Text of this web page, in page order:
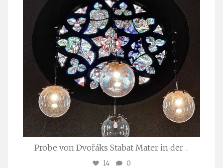
Probe von Dvořáks Stabat Mater in der ...
14 0